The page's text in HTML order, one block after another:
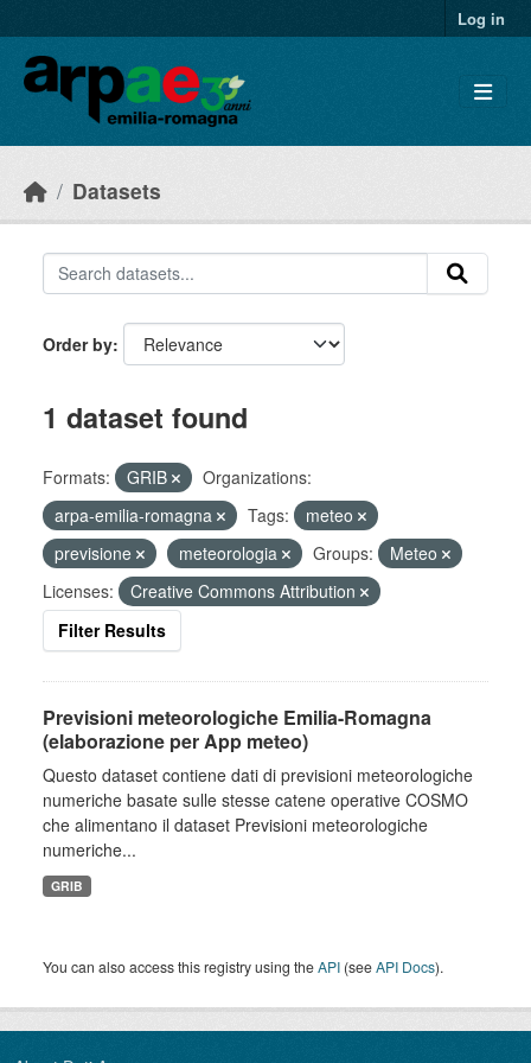
Log in
Datasets
Order by
1 dataset found
Formats: GRIB
Organizations:
arpa-emilia-romagna
Tags:
meteo
previsione
meteorologia Groups:
Meteo
Licenses:
Creative Commons Attribution
Filter Results
Previsioni meteorologiche Emilia-Romagna
(elaborazione per App meteo)
Questo dataset contiene dati di previsioni meteorologiche
numeriche basate sulle stesse catene operative COSMO
che alimentano il dataset Previsioni meteorologiche
numeriche...
GRIB
You can also access this registry using theAPI (seeAPI Docs).